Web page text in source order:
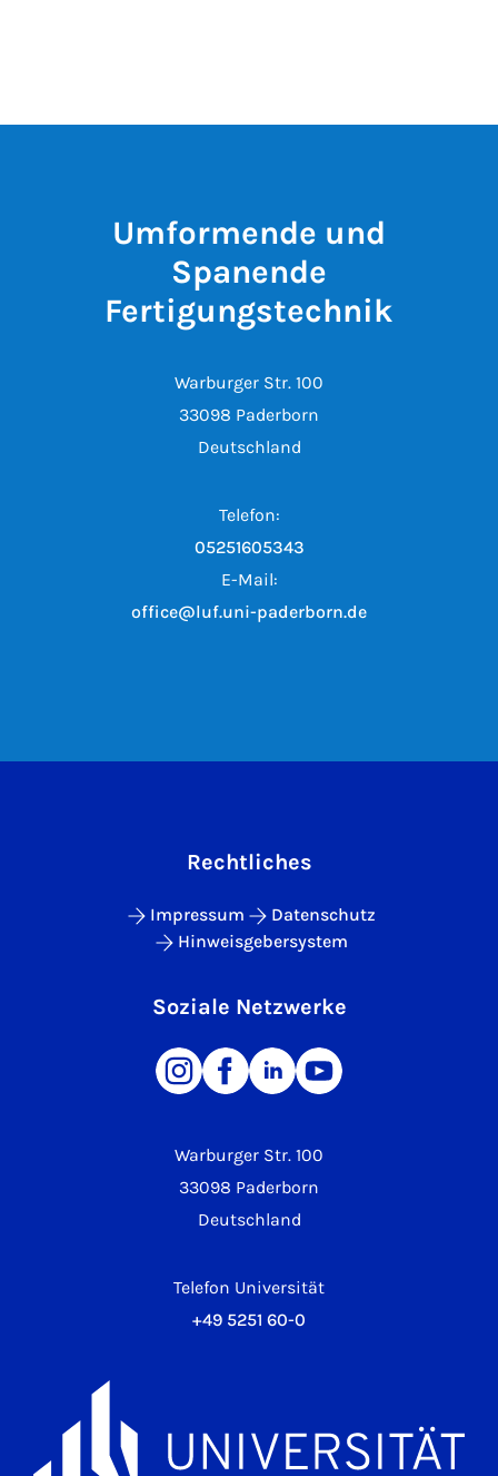
Umformende und
Spanende
Fertigungstechnik
Warburger Str. 100
33098 Paderborn
Deutschland
Telefon:
05251605343
E-Mail:
office@luf.uni-paderborn.de
Warburger Str. 100
33098 Paderborn
Deutschland
Telefon Universität
+49 5251 60-0
Rechtliches
Impressum
Datenschutz
Hinweisgebersystem
Soziale Netzwerke